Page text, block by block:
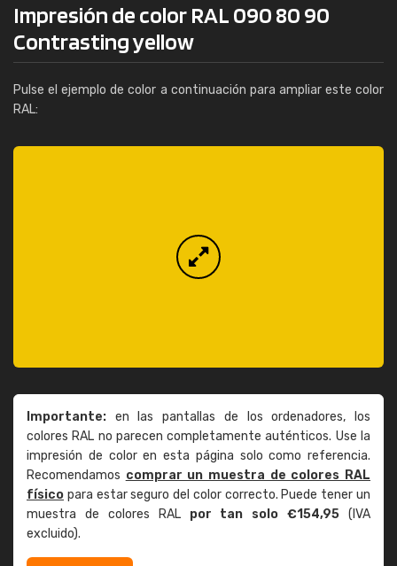
Impresión de color RAL 090 80 90
Contrasting yellow
Pulse el ejemplo de color a continuación para ampliar este color
RAL:
Importante: en las pantallas de los ordenadores, los
colores RAL no parecen completamente auténticos. Use la
impresión de color en esta página solo como referencia.
Recomendamos comprar un muestra de colores RAL
físico para estar seguro del color correcto. Puede tener un
muestra de colores RAL por tan solo €154,95 (IVA
excluido).